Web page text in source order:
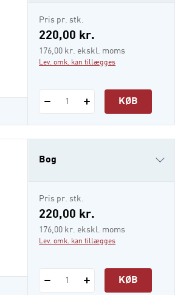
e-bog
i-bog
Pris pr. stk.
220,00 kr.
176,00 kr. ekskl. moms
Lev. omk. kan tillægges
1 KØB
Bog
e-bog
i-bog
Pris pr. stk.
220,00 kr.
176,00 kr. ekskl. moms
Lev. omk. kan tillægges
1 KØB